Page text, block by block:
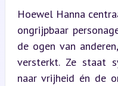
Hoewel Hanna
ongrijpbaar
de ogen van
versterkt. Ze staat
naar vrijheid én de